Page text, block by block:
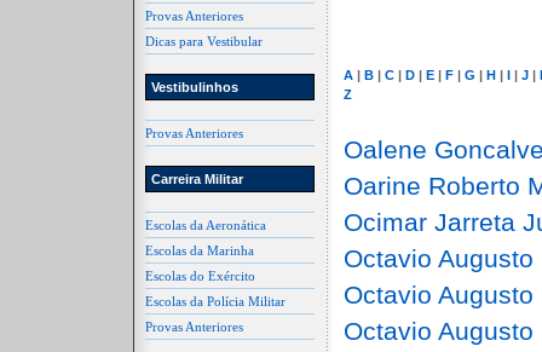
Provas Anteriores
Dicas para Vestibular
Vestibulinhos
Provas Anteriores
Carreira Militar
Escolas da Aeronática
Escolas da Marinha
Escolas do Exército
Escolas da Polícia Militar
Provas Anteriores
A | B | C | D | E | F | G | H | I | J |
Z
Oalene
Oarine Roberto
Ocimar Jarreta
Octavio
Octavio
Octavio